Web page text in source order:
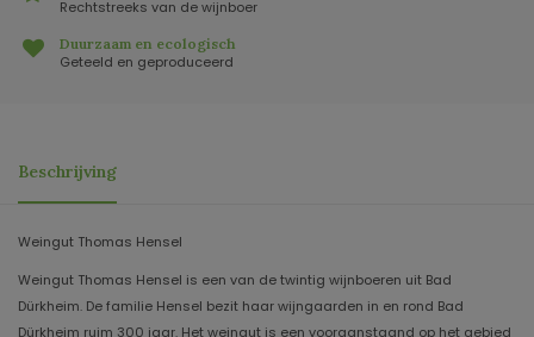
Rechtstreeks van de wijnboer
Duurzaam en ecologisch
Geteeld en geproduceerd
Beschrijving
Weingut Thomas Hensel
Weingut Thomas Hensel is een van de twintig wijnboeren uit Bad
Dürkheim. De familie Hensel bezit haar wijngaarden in en rond Bad
Dürkheim ruim 300 jaar. Het weingut is een vooraanstaand op het gebied